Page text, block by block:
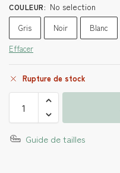
COULEUR: No selection
Gris Noir
Blanc
Effacer
Rupture de stock
Guide de tailles